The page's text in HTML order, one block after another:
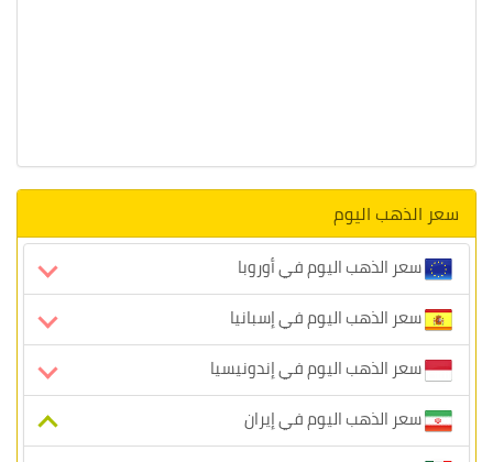
سعر الذهب اليوم
سعر الذهب اليوم في أوروبا
سعر الذهب اليوم في إسبانيا
سعر الذهب اليوم في إندونيسيا
سعر الذهب اليوم في إيران